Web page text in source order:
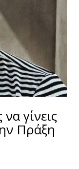
γίνεις
Πράξη